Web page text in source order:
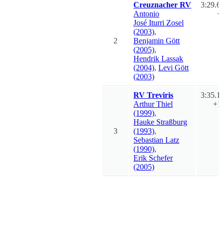
2
Creuznacher RV
Antonio
José Iturri Zosel
(2003),
Benjamin Gött
(2005),
Hendrik Lassak
(2004),Levi Gött
(2003)
3
RV Treviris
Arthur Thiel
(1999),
Hauke Straßburg
(1993),
Sebastian Latz
(1990),
Erik Schefer
(2005)